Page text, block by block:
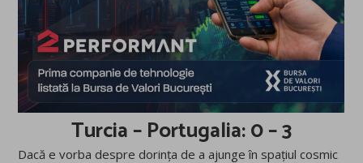
Turcia – Portugalia: 0 – 3
Dacă e vorba despre dorința de a ajunge în spațiul cosmic